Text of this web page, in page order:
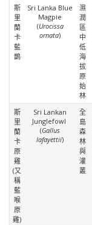
斯
里
蘭
卡
藍
鵲
Sri Lanka Blue
Magpie
(Urocissa
ornata)
濕
潤
區
中
低
海
拔
原
始
林
斯
里
蘭
卡
原
雞
(又
稱
藍
喉
原
雞)
Sri Lankan
Junglefowl
(Gallus
lafayettii)
全
島
森
林
與
灌
叢